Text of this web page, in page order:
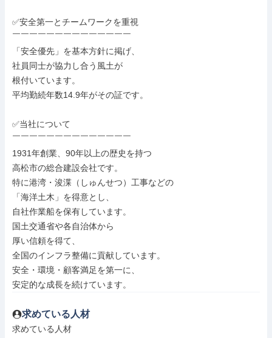
✅安全第一とチームワークを重視
￣￣￣￣￣￣￣￣￣￣￣￣￣￣
「安全優先」を基本方針に掲げ、
社員同士が協力し合う風土が
根付いています。
平均勤続年数14.9年がその証です。
✅当社について
￣￣￣￣￣￣￣￣￣￣￣￣￣￣
1931年創業、90年以上の歴史を持つ
高松市の総合建設会社です。
特に港湾・浚渫（しゅんせつ）工事などの
「海洋土木」を得意とし、
自社作業船を保有しています。
国土交通省や各自治体から
厚い信頼を得て、
全国のインフラ整備に貢献しています。
安全・環境・顧客満足を第一に、
安定的な成長を続けています。
求めている人材
求めている人材